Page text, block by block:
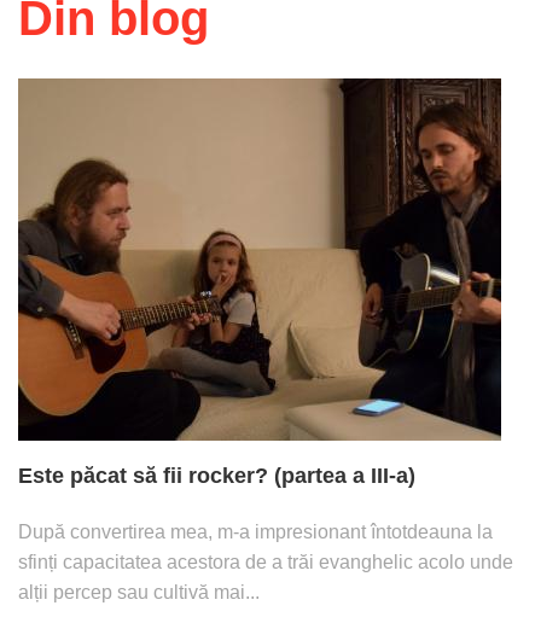
Din blog
Este păcat să fii rocker? (partea a III-a)
După convertirea mea, m-a impresionant întotdeauna la
sfinți capacitatea acestora de a trăi evanghelic acolo unde
alții percep sau cultivă mai...